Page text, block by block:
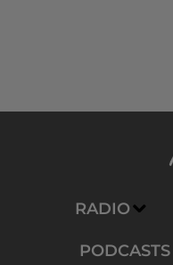
RADIO
PODCASTS